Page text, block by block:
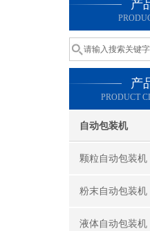
产
产
PRODUCT
自动包装机
颗粒自动包装机
粉末自动包装机
液体自动包装机